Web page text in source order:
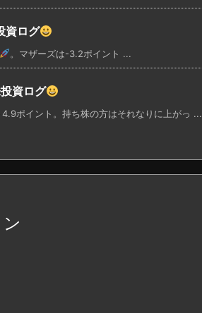
資ログ
。マザーズは-3.2ポイント ...
資ログ
ポイント。持ち株の方はそれなりに上がっ ...